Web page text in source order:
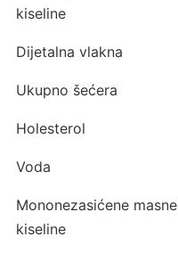
kiseline
Dijetalna vlakna
Ukupno šećera
Holesterol
Voda
Mononezasićene masne
kiseline